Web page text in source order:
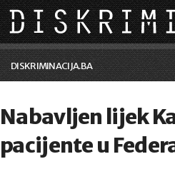
Skip to main content
DISKRIMINACIJA.BA
Vijesti i događaji
Aktuelne teme
Nabavljen lijek
pacijente u